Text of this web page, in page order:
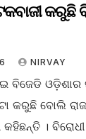
କରୁଛି
NIRVAY
ବିଜେଡି ଓଡ଼ିଶାର
କରୁଛି ବୋଲି
କହିଛନ୍ତି ।